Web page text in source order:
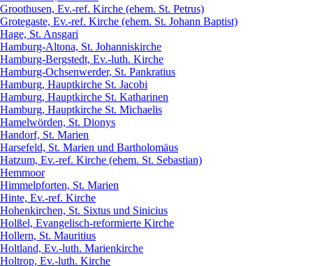
Groothusen, Ev.-ref. Kirche (ehem. St. Petrus)
Grotegaste, Ev.-ref. Kirche (ehem. St. Johann Baptist)
Hage, St. Ansgari
Hamburg-Altona, St. Johanniskirche
Hamburg-Bergstedt, Ev.-luth. Kirche
Hamburg-Ochsenwerder, St. Pankratius
Hamburg, Hauptkirche St. Jacobi
Hamburg, Hauptkirche St. Katharinen
Hamburg, Hauptkirche St. Michaelis
Hamelwörden, St. Dionys
Handorf, St. Marien
Harsefeld, St. Marien und Bartholomäus
Hatzum, Ev.-ref. Kirche (ehem. St. Sebastian)
Hemmoor
Himmelpforten, St. Marien
Hinte, Ev.-ref. Kirche
Hohenkirchen, St. Sixtus und Sinicius
Holßel, Evangelisch-reformierte Kirche
Hollern, St. Mauritius
Holtland, Ev.-luth. Marienkirche
Holtrop, Ev.-luth. Kirche